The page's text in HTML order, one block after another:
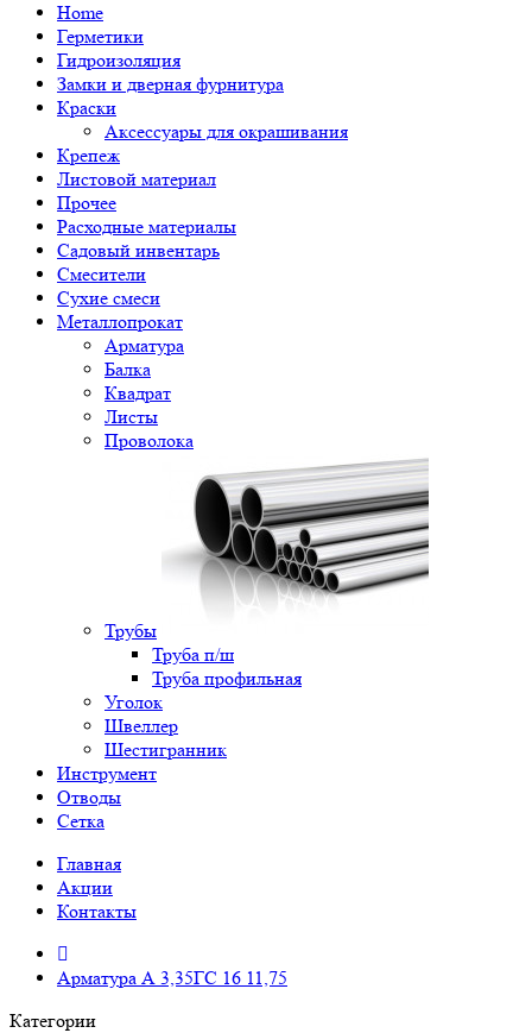
Home
Герметики
Гидроизоляция
Замки и дверная фурнитура
Краски
Аксессуары для окрашивания
Крепеж
Листовой материал
Прочее
Расходные материалы
Садовый инвентарь
Смесители
Сухие смеси
Металлопрокат
Арматура
Балка
Квадрат
Листы
Проволока
Трубы
Труба п/ш
Труба профильная
Уголок
Швеллер
Шестигранник
Инструмент
Отводы
Сетка
Главная
Акции
Контакты
Арматура А 3,35ГС 16 11,75
Категории